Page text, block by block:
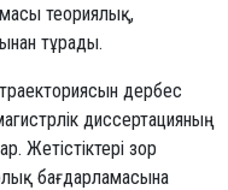
теориялық,
тұрады.
траекториясын дербес
диссертацияның
Жетістіктері зор
бағдарламасына